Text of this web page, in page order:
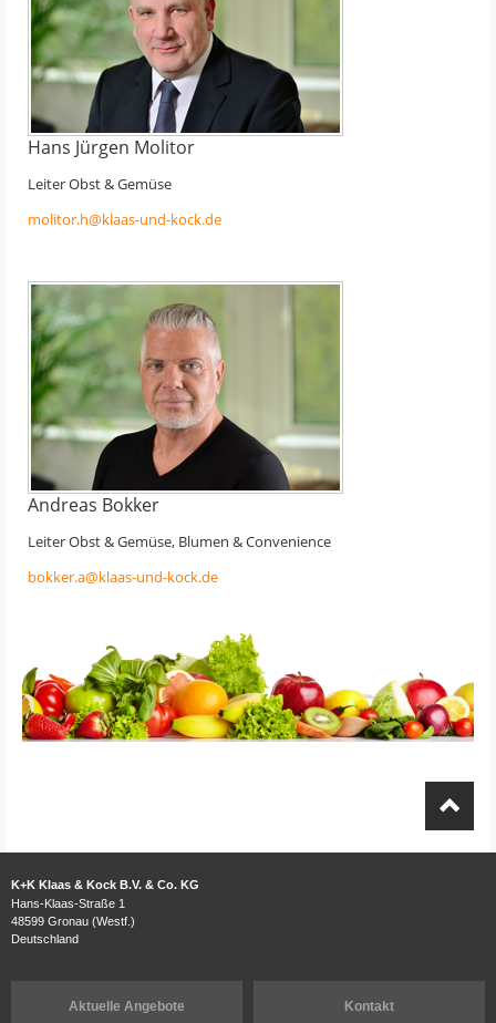
Hans Jürgen Molitor
Leiter Obst & Gemüse
molitor.h@klaas-und-kock.de
Andreas Bokker
Leiter Obst & Gemüse, Blumen & Convenience
bokker.a@klaas-und-kock.de
K+K Klaas & Kock B.V. & Co. KG
Hans-Klaas-Straße 1
48599 Gronau (Westf.)
Deutschland
Aktuelle Angebote Kontakt